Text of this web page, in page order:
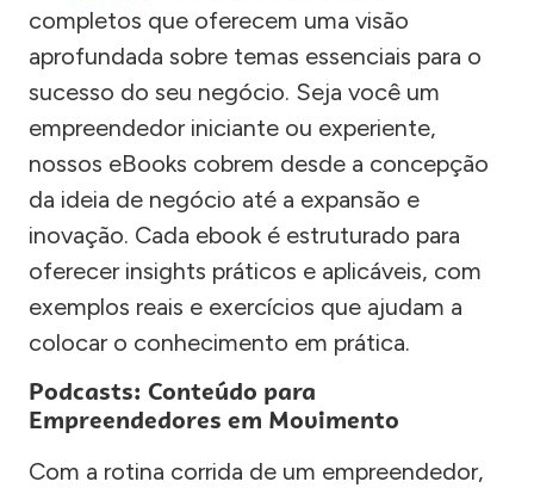
completos que oferecem uma visão
aprofundada sobre temas essenciais para o
sucesso do seu negócio. Seja você um
empreendedor iniciante ou experiente,
nossos eBooks cobrem desde a concepção
da ideia de negócio até a expansão e
inovação. Cada ebook é estruturado para
oferecer insights práticos e aplicáveis, com
exemplos reais e exercícios que ajudam a
colocar o conhecimento em prática.
Podcasts: Conteúdo para
Empreendedores em Movimento
Com a rotina corrida de um empreendedor,